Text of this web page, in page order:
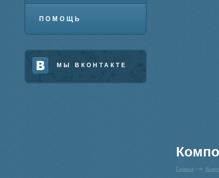
ПОМОЩЬ
МЫ ВКОНТАКТЕ
Главная